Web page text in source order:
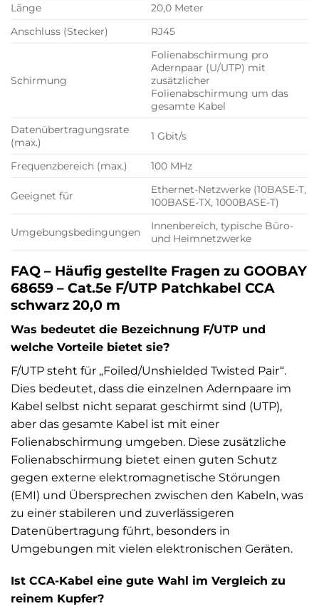
Länge
20,0 Meter
Anschluss (Stecker)
RJ45
Schirmung
Folienabschirmung pro
Adernpaar (U/UTP) mit
zusätzlicher
Folienabschirmung um das
gesamte Kabel
Datenübertragungsrate
(max.)
1 Gbit/s
Frequenzbereich (max.) 100 MHz
Geeignet für
Ethernet-Netzwerke (10BASE-T,
100BASE-TX, 1000BASE-T)
Umgebungsbedingungen
Innenbereich, typische Büro-
und Heimnetzwerke
FAQ – Häufig gestellte Fragen zu GOOBAY
68659 – Cat.5e F/UTP Patchkabel CCA
schwarz 20,0 m
Was bedeutet die Bezeichnung F/UTP und
welche Vorteile bietet sie?
F/UTP steht für „Foiled/Unshielded Twisted Pair“.
Dies bedeutet, dass die einzelnen Adernpaare im
Kabel selbst nicht separat geschirmt sind (UTP),
aber das gesamte Kabel ist mit einer
Folienabschirmung umgeben. Diese zusätzliche
Folienabschirmung bietet einen guten Schutz
gegen externe elektromagnetische Störungen
(EMI) und Übersprechen zwischen den Kabeln, was
zu einer stabileren und zuverlässigeren
Datenübertragung führt, besonders in
Umgebungen mit vielen elektronischen Geräten.
Ist CCA-Kabel eine gute Wahl im Vergleich zu
reinem Kupfer?